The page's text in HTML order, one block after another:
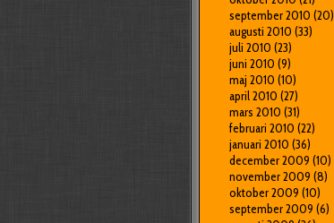
september 2010 (20)
augusti 2010 (33)
juli 2010 (23)
juni 2010 (9)
maj 2010 (10)
april 2010 (27)
mars 2010 (31)
februari 2010 (22)
januari 2010 (36)
december 2009 (10)
november 2009 (8)
oktober 2009 (10)
september 2009 (6)